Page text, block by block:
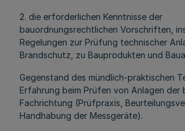
2. die erforderlichen Kenntnisse der
bauordnungsrechtlichen Vorschriften,
Regelungen zur Prüfung technischer
Brandschutz, zu Bauprodukten und
Gegenstand des mündlich-praktischen
Erfahrung beim Prüfen von Anlagen der
Fachrichtung (Prüfpraxis,
Handhabung der Messgeräte).